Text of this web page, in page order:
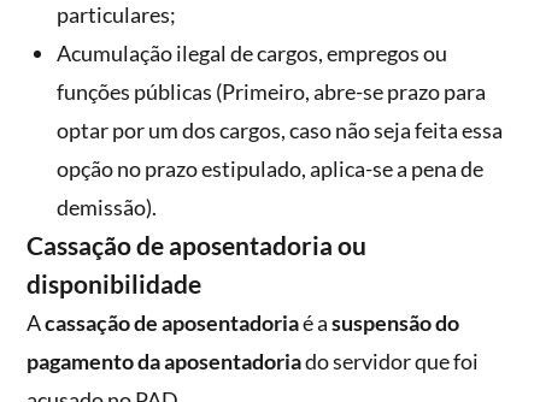
particulares;
Acumulação ilegal de cargos, empregos ou
funções públicas (Primeiro, abre-se prazo para
optar por um dos cargos, caso não seja feita essa
opção no prazo estipulado, aplica-se a pena de
demissão).
Cassação de aposentadoria ou
disponibilidade
Acassação de aposentadoriaé asuspensão do
pagamento da aposentadoriado servidor que foi